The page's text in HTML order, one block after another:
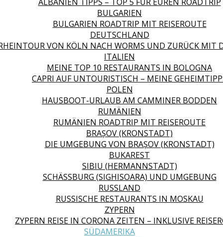
BULGARIEN
BULGARIEN ROADTRIP MIT REISEROUTE
DEUTSCHLAND
VON KÖLN NACH WORMS UND ZURÜCK MIT
ITALIEN
MEINE TOP 10 RESTAURANTS IN BOLOGNA
CAPRI AUF UNTOURISTISCH – MEINE
POLEN
HAUSBOOT-URLAUB AM CAMMINER BODDEN
RUMÄNIEN
RUMÄNIEN ROADTRIP MIT REISEROUTE
BRAȘOV (KRONSTADT)
DIE UMGEBUNG VON BRAȘOV (KRONSTADT)
BUKAREST
SIBIU (HERMANNSTADT)
SCHÄSSBURG (SIGHISOARA) UND UMGEBUNG
RUSSLAND
RUSSISCHE RESTAURANTS IN MOSKAU
ZYPERN
ZYPERN REISE IN CORONA ZEITEN – INKLUSIVE
SÜDAMERIKA